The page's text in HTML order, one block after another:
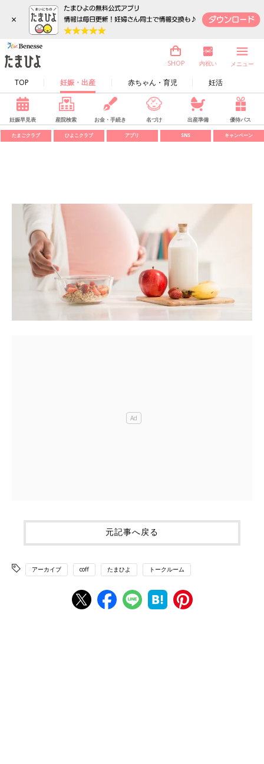
×
TOP 妊娠・出産 赤ちゃん・育児 妊活
SHOP 内祝い メニュー
妊娠早見表 産院検索 お金・手続き 名づけ 出産準備 優待パス
たまごクラブ ひよこクラブ アプリ SNS キャンペーン
元記事へ戻る
アーカイブ coff たまひよ トークルーム